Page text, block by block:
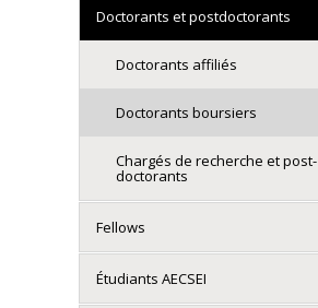
Doctorants et postdoctorants
Doctorants affiliés
Doctorants boursiers
Chargés de recherche et post-
doctorants
Fellows
Étudiants AECSEI